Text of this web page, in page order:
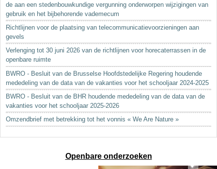
de aan een stedenbouwkundige vergunning onderworpen wijzigingen van
gebruik en het bijbehorende vademecum
Richtlijnen voor de plaatsing van telecommunicatievoorzieningen aan
gevels
Verlenging tot 30 juni 2026 van de richtlijnen voor horecaterrassen in de
openbare ruimte
BWRO - Besluit van de Brusselse Hoofdstedelijke Regering houdende
mededeling van de data van de vakanties voor het schooljaar 2024-2025
BWRO - Besluit van de BHR houdende mededeling van de data van de
vakanties voor het schooljaar 2025-2026
Omzendbrief met betrekking tot het vonnis « We Are Nature »
Openbare onderzoeken